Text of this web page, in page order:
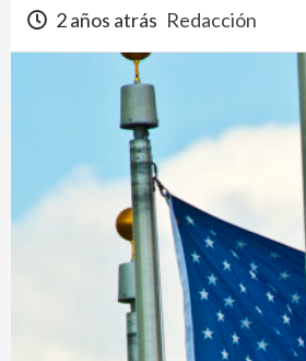
2 años atrás Redacción